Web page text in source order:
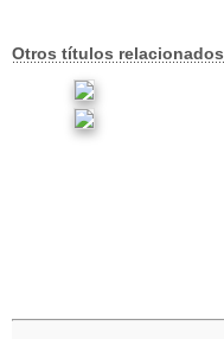
Otros títulos relacionados